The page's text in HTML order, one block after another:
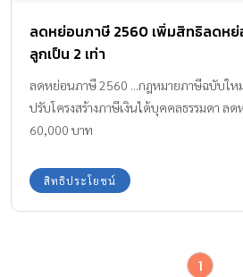
ลดหย่อนภาษี 2560 เพิ่มสิทธิลดห
ลูกเป็น 2 เท่า
ลดหย่อนภาษี 2560 ...กฎหมายภาษีฉบับใ
ปรับโครงสร้างภาษีเงินได้บุคคลธรรมดา ล
60,000 บาท
สิทธิประโยชน์
1